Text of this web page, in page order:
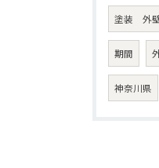
塗装 外
期間
神奈川県